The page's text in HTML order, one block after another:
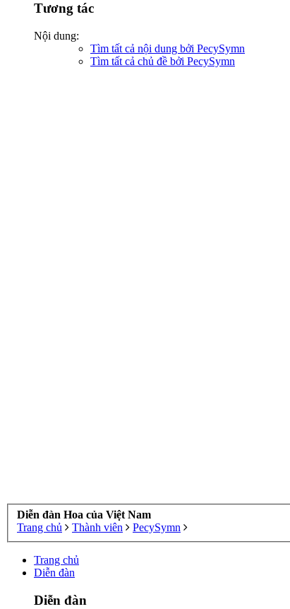
Tương tác
Nội dung:
Tìm tất cả nội dung bởi PecySymn
Tìm tất cả chủ đề bởi PecySymn
Diễn đàn Hoa của Việt Nam
Trang chủ
Thành viên PecySymn
Trang chủ
Diễn đàn
Diễn đàn